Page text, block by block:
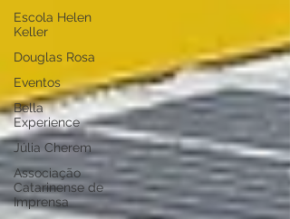
Escola Helen
Keller
Douglas Rosa
Eventos
Bella
Experience
Júlia Cherem
Associação
Catarinense de
Imprensa